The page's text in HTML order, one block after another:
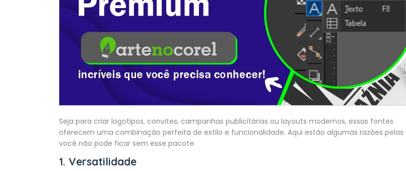
Seja para criar logotipos, convites, campanhas publicitárias ou layouts modernos, essas fontes
oferecem uma combinação perfeita de estilo e funcionalidade. Aqui estão algumas razões pelas
você não pode ficar sem esse pacote:
1. Versatilidade